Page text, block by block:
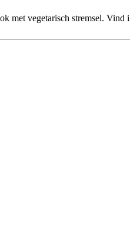
met vegetarisch stremsel. Vind